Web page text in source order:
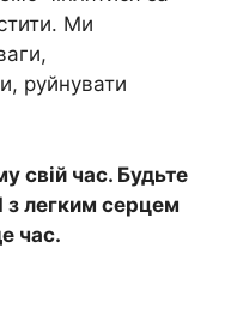
Ми
руйнувати
свій час. Будьте
з легким серцем
час.